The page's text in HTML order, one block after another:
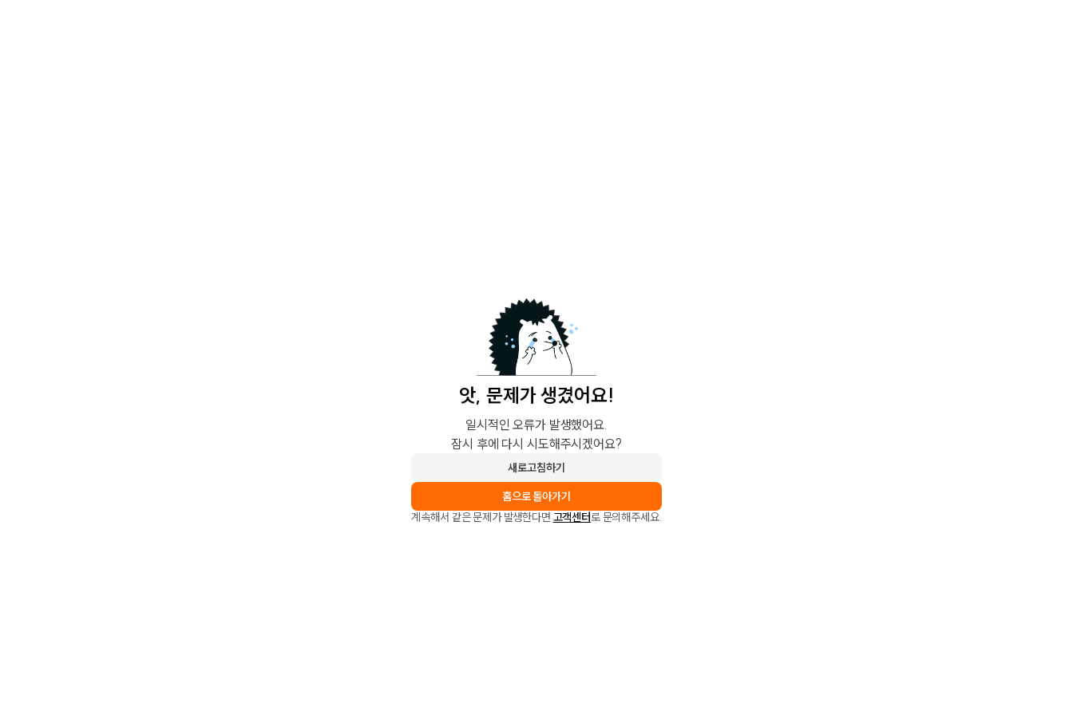
앗, 문제가 생겼어요!
일시적인 오류가 발생했어요.
잠시 후에 다시 시도해주시겠어요?
새로고침하기
홈으로 돌아가기
계속해서 같은 문제가 발생한다면 고객센터로 문의해주세요.